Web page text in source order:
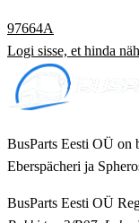
97664A
Logi sisse, et hinda
BusParts Eesti OÜ on
Eberspächeri ja
BusParts Eesti OÜ